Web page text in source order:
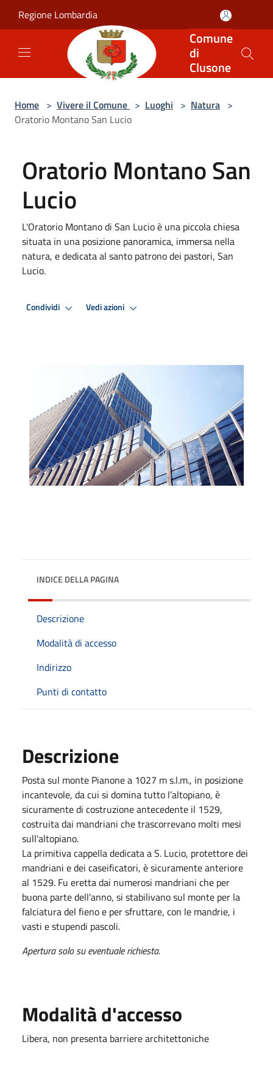
Regione Lombardia
Comune
di
Clusone
Home > Vivere il Comune > Luoghi > Natura >
Oratorio Montano San Lucio
Oratorio Montano San
Lucio
L'Oratorio Montano di San Lucio è una piccola chiesa
situata in una posizione panoramica, immersa nella
natura, e dedicata al santo patrono dei pastori, San
Lucio.
Condividi Vedi azioni
INDICE DELLA PAGINA
Descrizione
Modalità di accesso
Indirizzo
Punti di contatto
Descrizione
Posta sul monte Pianone a 1027 m s.l.m., in posizione
incantevole, da cui si domina tutto l’altopiano, è
sicuramente di costruzione antecedente il 1529,
costruita dai mandriani che trascorrevano molti mesi
sull'altopiano.
La primitiva cappella dedicata a S. Lucio, protettore dei
mandriani e dei caseificatori, è sicuramente anteriore
al 1529. Fu eretta dai numerosi mandriani che per
buona parte dell’anno, si stabilivano sul monte per la
falciatura del fieno e per sfruttare, con le mandrie, i
vasti e stupendi pascoli.
Apertura solo su eventuale richiesta.
Modalità d'accesso
Libera, non presenta barriere architettoniche